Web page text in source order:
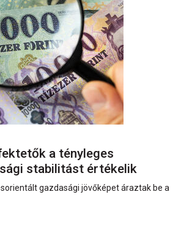
a tényleges
stabilitást értékelik
gazdasági jövőképet áraztak be a